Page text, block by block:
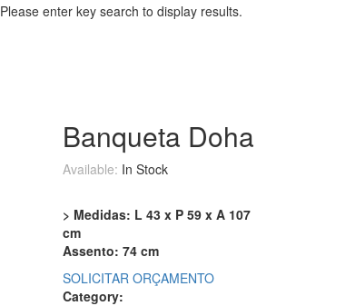
Please enter key search to display results.
Banqueta Doha
Available: In Stock
> Medidas: L 43 x P 59 x A 107
cm
Assento: 74 cm
SOLICITAR ORÇAMENTO
Category: